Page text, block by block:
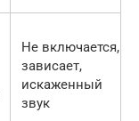
Не включается,
зависает,
искаженный
звук